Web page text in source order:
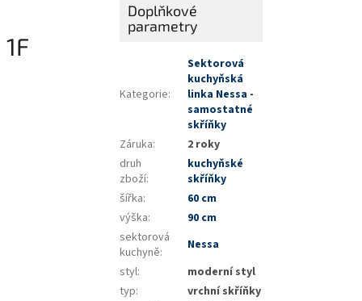
Doplňkové
parametry
Kategorie:
Sektorová
kuchyňská
linka Nessa -
samostatné
skříňky
Záruka:
2 roky
druh
zboží:
kuchyňské
skříňky
šířka:
60 cm
výška:
90 cm
sektorová
kuchyně:
Nessa
styl:
moderní styl
typ:
vrchní skříňky